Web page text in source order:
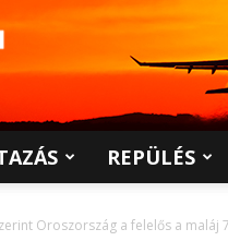
REPÜLÉS
Oroszország a felelős a maláj